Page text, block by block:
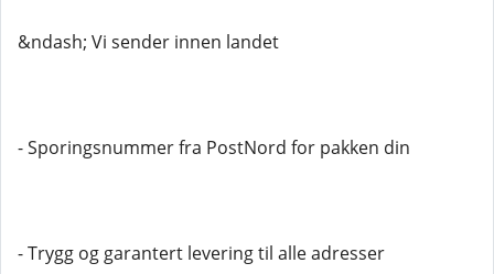
&ndash; Vi sender innen landet
- Sporingsnummer fra PostNord for pakken din
- Trygg og garantert levering til alle adresser